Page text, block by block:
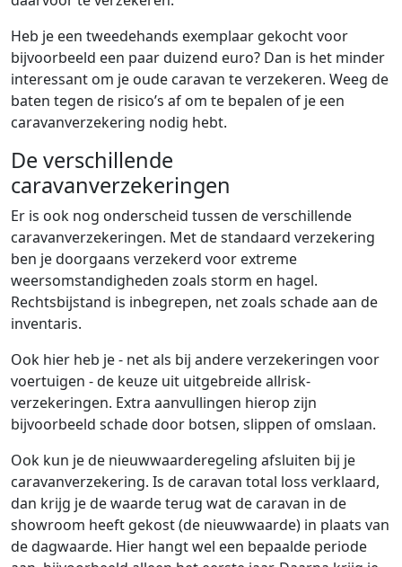
Heb je een tweedehands exemplaar gekocht voor
bijvoorbeeld een paar duizend euro? Dan is het minder
interessant om je oude caravan te verzekeren. Weeg de
baten tegen de risico’s af om te bepalen of je een
caravanverzekering nodig hebt.
De verschillende
caravanverzekeringen
Er is ook nog onderscheid tussen de verschillende
caravanverzekeringen. Met de standaard verzekering
ben je doorgaans verzekerd voor extreme
weersomstandigheden zoals storm en hagel.
Rechtsbijstand is inbegrepen, net zoals schade aan de
inventaris.
Ook hier heb je - net als bij andere verzekeringen voor
voertuigen - de keuze uit uitgebreide allrisk-
verzekeringen. Extra aanvullingen hierop zijn
bijvoorbeeld schade door botsen, slippen of omslaan.
Ook kun je de nieuwwaarderegeling afsluiten bij je
caravanverzekering. Is de caravan total loss verklaard,
dan krijg je de waarde terug wat de caravan in de
showroom heeft gekost (de nieuwwaarde) in plaats van
de dagwaarde. Hier hangt wel een bepaalde periode